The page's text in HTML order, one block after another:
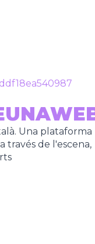
Una plataforma
través de l'escena,